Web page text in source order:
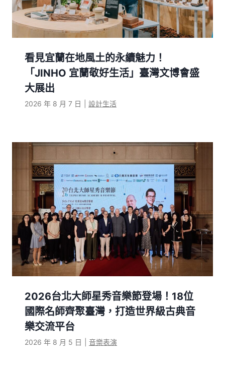
看見宜蘭在地風土的永續魅力！
「JINHO 宜蘭敬好生活」臺灣文博會盛
大展出
2026 年 8 月 7 日 設計生活
2026台北大師星秀音樂節登場！18位
國際名師齊聚臺灣，打造世界級古典音
樂交流平台
2026 年 8 月 5 日 音樂表演